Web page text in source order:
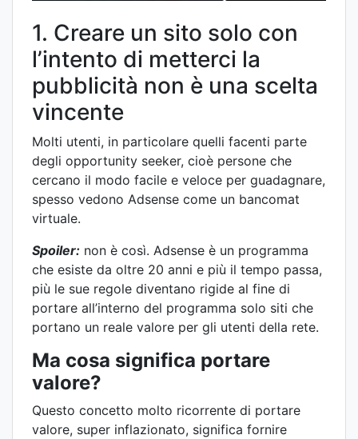
1. Creare un sito solo con
l’intento di metterci la
pubblicità non è una scelta
vincente
Molti utenti, in particolare quelli facenti parte
degli opportunity seeker, cioè persone che
cercano il modo facile e veloce per guadagnare,
spesso vedono Adsense come un bancomat
virtuale.
Spoiler: non è così. Adsense è un programma
che esiste da oltre 20 anni e più il tempo passa,
più le sue regole diventano rigide al fine di
portare all’interno del programma solo siti che
portano un reale valore per gli utenti della rete.
Ma cosa significa portare
valore?
Questo concetto molto ricorrente di portare
valore, super inflazionato, significa fornire